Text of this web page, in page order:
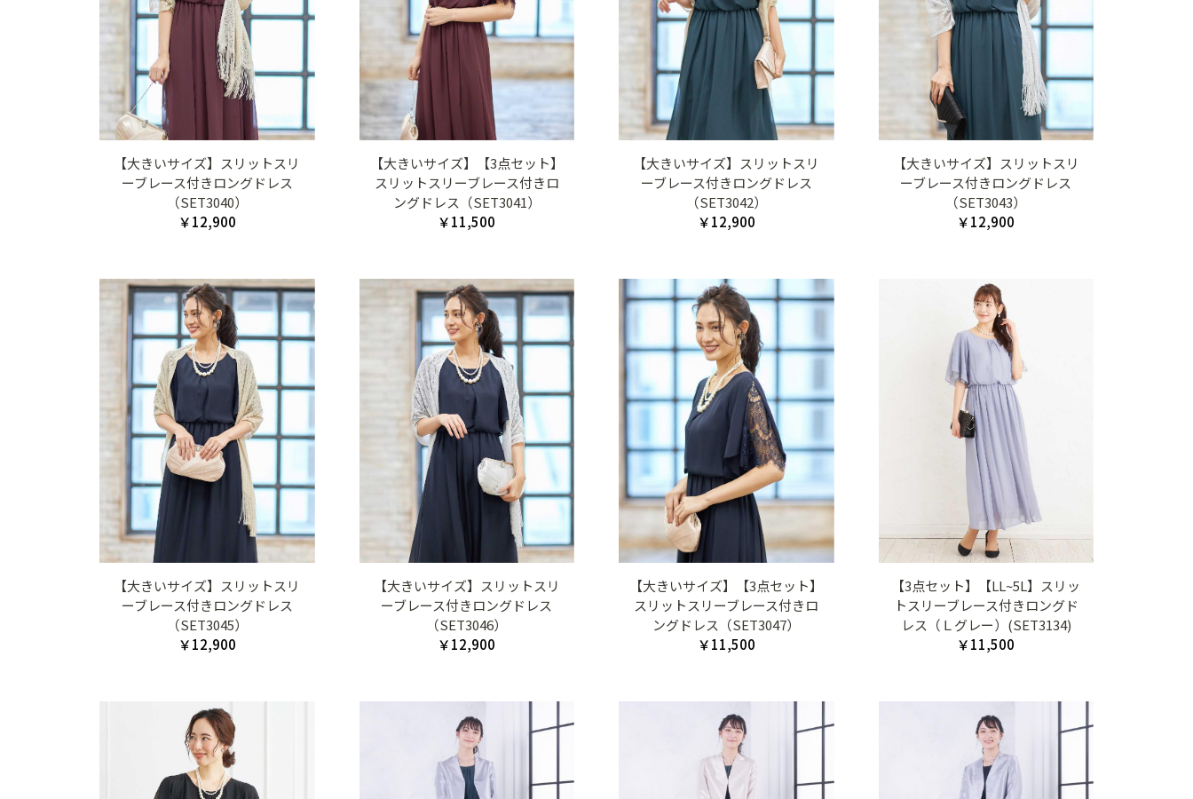
【大きいサイズ】スリットスリ
ーブレース付きロングドレス
（SET3040）
￥12,900
【大きいサイズ】【3点セット】
スリットスリーブレース付きロ
ングドレス（SET3041）
￥11,500
【大きいサイズ】スリットスリ
ーブレース付きロングドレス
（SET3042）
￥12,900
【大きいサイズ】スリットスリ
ーブレース付きロングドレス
（SET3043）
￥12,900
【大きいサイズ】スリットスリ
ーブレース付きロングドレス
（SET3045）
￥12,900
【大きいサイズ】スリットスリ
ーブレース付きロングドレス
（SET3046）
￥12,900
【大きいサイズ】【3点セット】
スリットスリーブレース付きロ
ングドレス（SET3047）
￥11,500
【3点セット】【LL~5L】スリッ
トスリーブレース付きロングド
レス（Ｌグレー）(SET3134)
￥11,500